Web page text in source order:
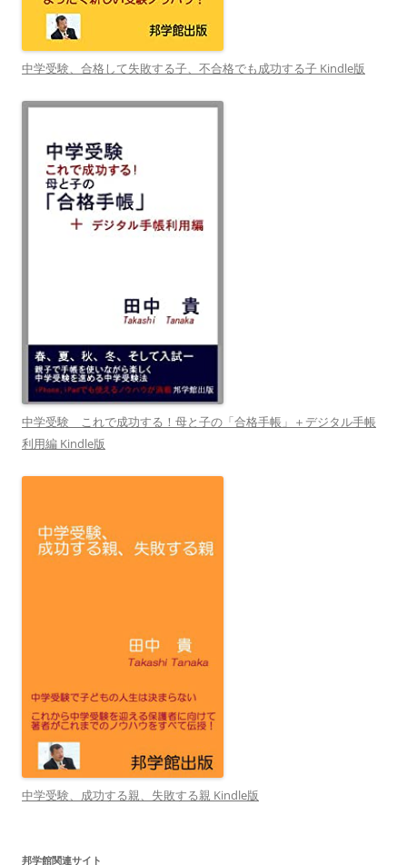
中学受験、合格して失敗する子、不合格でも成功する子 Kindle版
中学受験 これで成功する！母と子の「合格手帳」＋デジタル手帳
利用編 Kindle版
中学受験、成功する親、失敗する親 Kindle版
邦学館関連サイト